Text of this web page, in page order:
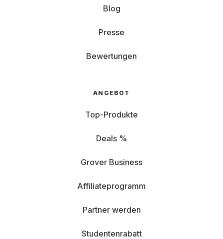
Blog
Presse
Bewertungen
ANGEBOT
Top-Produkte
Deals %
Grover Business
Affiliateprogramm
Partner werden
Studentenrabatt